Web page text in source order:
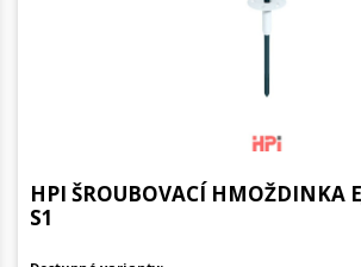
HPI ŠROUBOVACÍ HMOŽDINKA
S1